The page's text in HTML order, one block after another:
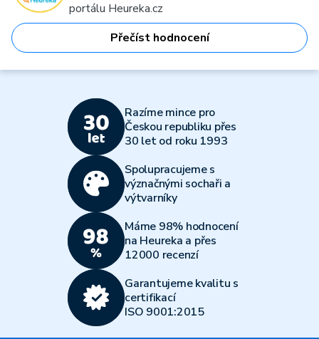
portálu Heureka.cz
Přečíst hodnocení
Razíme mince pro
Českou republiku přes
30 let od roku 1993
Spolupracujeme s
význačnými sochaři a
výtvarníky
Máme 98% hodnocení
na Heureka a přes
12000 recenzí
Garantujeme kvalitu s
certifikací
ISO 9001:2015